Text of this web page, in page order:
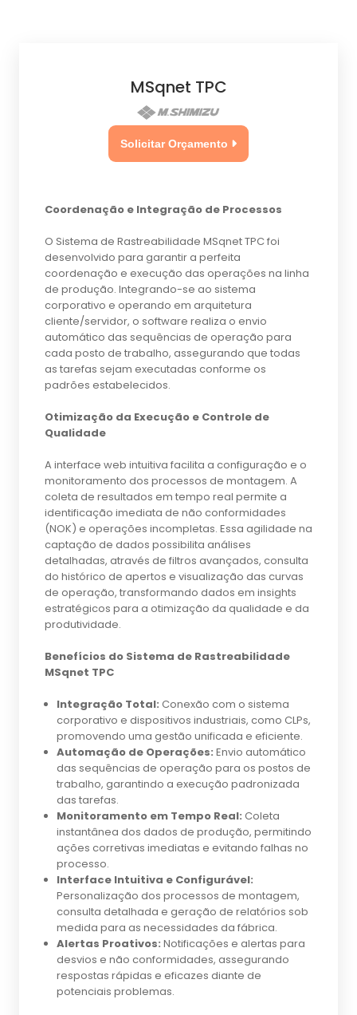
MSqnet TPC
Solicitar Orçamento
Coordenação e Integração de Processos
O Sistema de Rastreabilidade MSqnet TPC foi
desenvolvido para garantir a perfeita
coordenação e execução das operações na linha
de produção. Integrando-se ao sistema
corporativo e operando em arquitetura
cliente/servidor, o software realiza o envio
automático das sequências de operação para
cada posto de trabalho, assegurando que todas
as tarefas sejam executadas conforme os
padrões estabelecidos.
Otimização da Execução e Controle de
Qualidade
A interface web intuitiva facilita a configuração e o
monitoramento dos processos de montagem. A
coleta de resultados em tempo real permite a
identificação imediata de não conformidades
(NOK) e operações incompletas. Essa agilidade na
captação de dados possibilita análises
detalhadas, através de filtros avançados, consulta
do histórico de apertos e visualização das curvas
de operação, transformando dados em insights
estratégicos para a otimização da qualidade e da
produtividade.
Benefícios do Sistema de Rastreabilidade
MSqnet TPC
Integração Total: Conexão com o sistema
corporativo e dispositivos industriais, como CLPs,
promovendo uma gestão unificada e eficiente.
Automação de Operações: Envio automático
das sequências de operação para os postos de
trabalho, garantindo a execução padronizada
das tarefas.
Monitoramento em Tempo Real: Coleta
instantânea dos dados de produção, permitindo
ações corretivas imediatas e evitando falhas no
processo.
Interface Intuitiva e Configurável:
Personalização dos processos de montagem,
consulta detalhada e geração de relatórios sob
medida para as necessidades da fábrica.
Alertas Proativos: Notificações e alertas para
desvios e não conformidades, assegurando
respostas rápidas e eficazes diante de
potenciais problemas.